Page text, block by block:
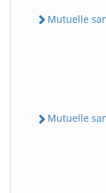
Mutuelle
Mutuelle